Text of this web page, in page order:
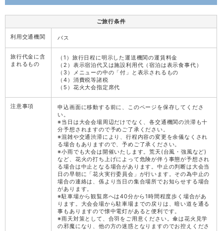
ご旅行条件
利用交通機関 バス
旅行代金に含
まれるもの
（1）旅行日程に明示した運送機関の運賃料金
（2）表示宿泊代又は施設利用代（宿泊は表示食事代）
（3）メニューの中の「付」と表示されるもの
（4）消費税等諸税
（5）花火大会指定席代
注意事項
申込画面に移動する前に、このページを保存してくださ
い。
※当日は大会会場周辺だけでなく、各交通機関の渋滞も十
分予想されますので予めご了承ください。
※混雑や交通渋滞により、行程内容の変更を余儀なくされ
る場合もありますので、予めご了承ください。
※小雨でも大会は開催いたします。荒天(台風・強風など)
など、花火の打ち上げによって危険が伴う事態が予想され
る場合は中止となる場合があります。中止の判断は大会当
日の早朝に「花火実行委員会」が行います。その為中止の
場合の連絡は、係より当日の集合場所でお知らせする場合
があります。
※駐車場から観覧席へは40分から1時間程度歩く場合があ
ります。大会会場から駐車場までの戻りは、暗い道を通る
事もありますので懐中電灯があると便利です。
※雨天対策として、合羽をご用意ください。傘は花火見学
の邪魔になり、他の方の迷惑となりますのでお控えくださ